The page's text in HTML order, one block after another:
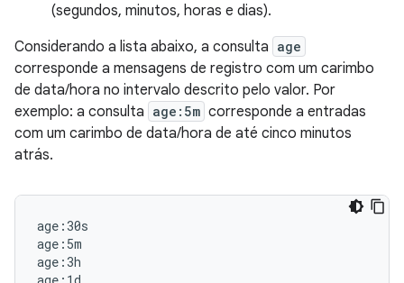
(segundos, minutos, horas e dias).
Considerando a lista abaixo, a consulta age
corresponde a mensagens de registro com um carimbo
de data/hora no intervalo descrito pelo valor. Por
exemplo: a consulta age:5m corresponde a entradas
com um carimbo de data/hora de até cinco minutos
atrás.
age:30s
age:5m
age:3h